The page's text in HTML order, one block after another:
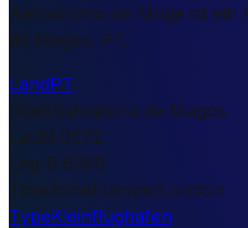
Aerodromo de Muge ist ein
de Magos, PT.
LandPT
StadtSalvaterra de Magos
Lat39.0972
Lng-8.6589
TimezoneEurope/London
TypeKleinflughafen